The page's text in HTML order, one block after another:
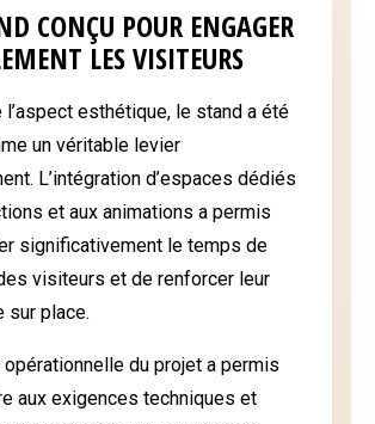
CONÇU POUR ENGAGER
LES VISITEURS
l’aspect esthétique, le stand a été
un véritable levier
L’intégration d’espaces dédiés
et aux animations a permis
significativement le temps de
visiteurs et de renforcer leur
sur place.
opérationnelle du projet a permis
aux exigences techniques et